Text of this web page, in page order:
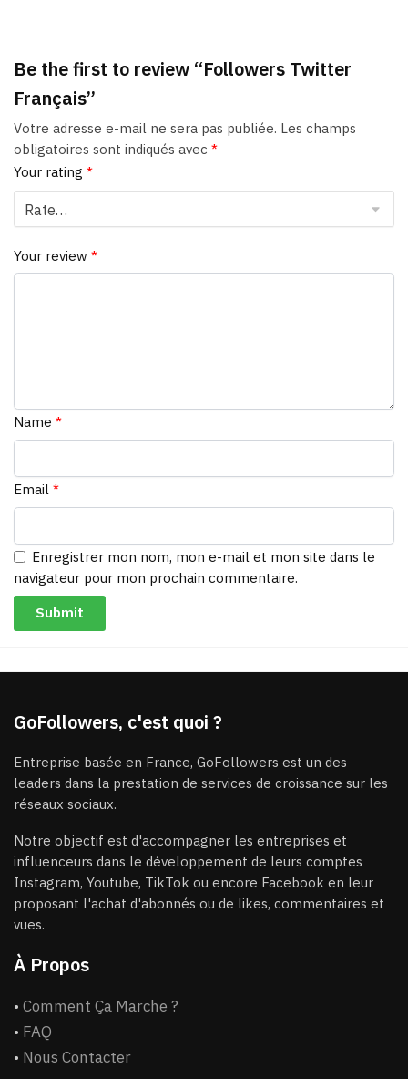
Be the first to review “Followers Twitter
Français”
Votre adresse e-mail ne sera pas publiée. Les champs
obligatoires sont indiqués avec *
Your rating *
Your review *
Name *
Email *
Enregistrer mon nom, mon e-mail et mon site dans le
navigateur pour mon prochain commentaire.
GoFollowers, c'est quoi ?
Entreprise basée en France, GoFollowers est un des
leaders dans la prestation de services de croissance sur les
réseaux sociaux.
Notre objectif est d'accompagner les entreprises et
influenceurs dans le développement de leurs comptes
Instagram, Youtube, TikTok ou encore Facebook en leur
proposant l'achat d'abonnés ou de likes, commentaires et
vues.
À Propos
• Comment Ça Marche ?
• FAQ
• Nous Contacter